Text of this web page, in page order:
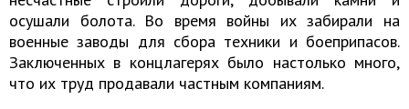
осушали болота. Во время войны их забирали на
военные заводы для сбора техники и боеприпасов.
Заключенных в концлагерях было настолько много,
что их труд продавали частным компаниям.